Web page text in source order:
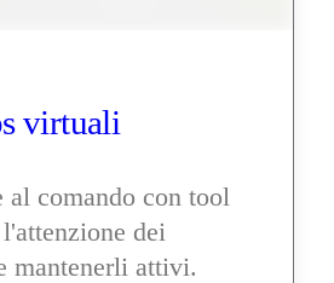
virtuali
comando con tool
dei
mantenerli attivi.